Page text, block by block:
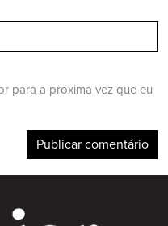
para a próxima vez que eu